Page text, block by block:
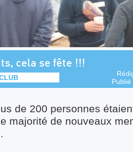
cela se fête !!!
de 200 personnes
majorité de nouveaux